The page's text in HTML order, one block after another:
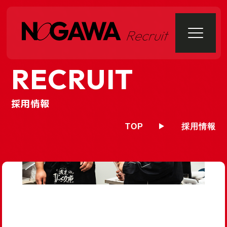
社内での取り組み
野川商事
野川ガス住宅設備
野川ファーム
野川食肉食品センター・山形清分
キャリア採用
お問い合わせ
RECRUIT
採用情報
TOP 採用情報